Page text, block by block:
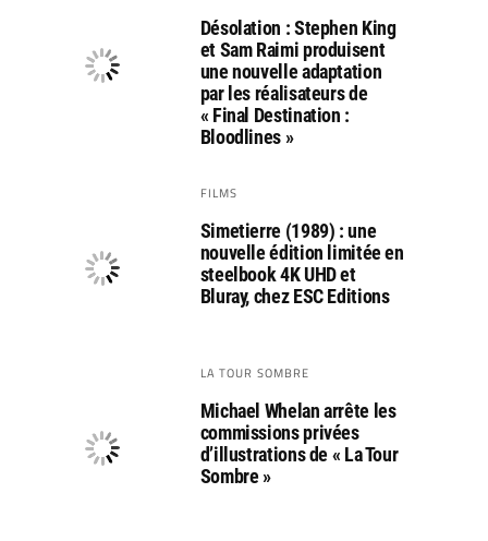
Désolation : Stephen King
et Sam Raimi produisent
une nouvelle adaptation
par les réalisateurs de
« Final Destination :
Bloodlines »
FILMS
Simetierre (1989) : une
nouvelle édition limitée en
steelbook 4K UHD et
Bluray, chez ESC Editions
LA TOUR SOMBRE
Michael Whelan arrête les
commissions privées
d’illustrations de « La Tour
Sombre »